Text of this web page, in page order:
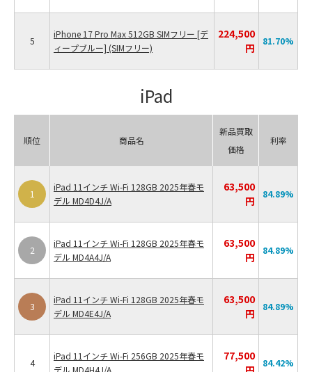
5
iPhone 17 Pro Max 512GB SIMフリー [デ
ィープブルー] (SIMフリー)
224,500
円
81.70%
iPad
順位 商品名
新品買取
価格
利率
1
iPad 11インチ Wi-Fi 128GB 2025年春モ
デル MD4D4J/A
63,500
円
84.89%
2
iPad 11インチ Wi-Fi 128GB 2025年春モ
デル MD4A4J/A
63,500
円
84.89%
3
iPad 11インチ Wi-Fi 128GB 2025年春モ
デル MD4E4J/A
63,500
円
84.89%
4
iPad 11インチ Wi-Fi 256GB 2025年春モ
デル MD4H4J/A
77,500
84.42%